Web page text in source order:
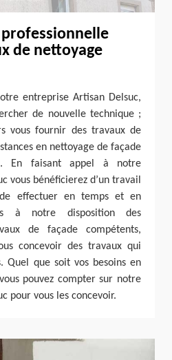
de nettoyage
entreprise Artisan Delsuc,
de nouvelle technique ;
vous fournir des travaux de
en nettoyage de façade
En faisant appel à notre
vous bénéficierez d’un travail
effectuer en temps et en
à notre disposition des
de façade compétents,
concevoir des travaux qui
Quel que soit vos besoins en
pouvez compter sur notre
pour vous les concevoir.